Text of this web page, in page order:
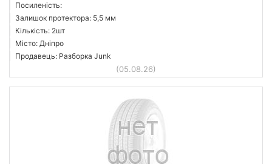
Посиленість:
Залишок протектора: 5,5 мм
Кількість: 2шт
Місто: Дніпро
Продавець: Разборка Junk
(05.08.26)